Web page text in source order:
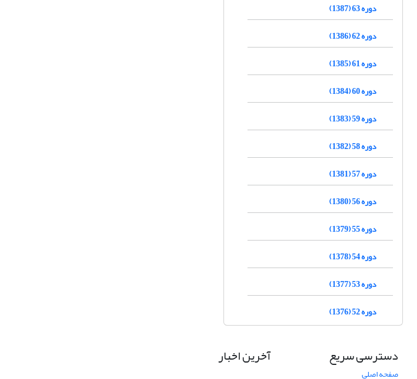
دوره 63 (1387)
دوره 62 (1386)
دوره 61 (1385)
دوره 60 (1384)
دوره 59 (1383)
دوره 58 (1382)
دوره 57 (1381)
دوره 56 (1380)
دوره 55 (1379)
دوره 54 (1378)
دوره 53 (1377)
دوره 52 (1376)
دسترسی سریع
صفحه اصلی
آخرین اخبار